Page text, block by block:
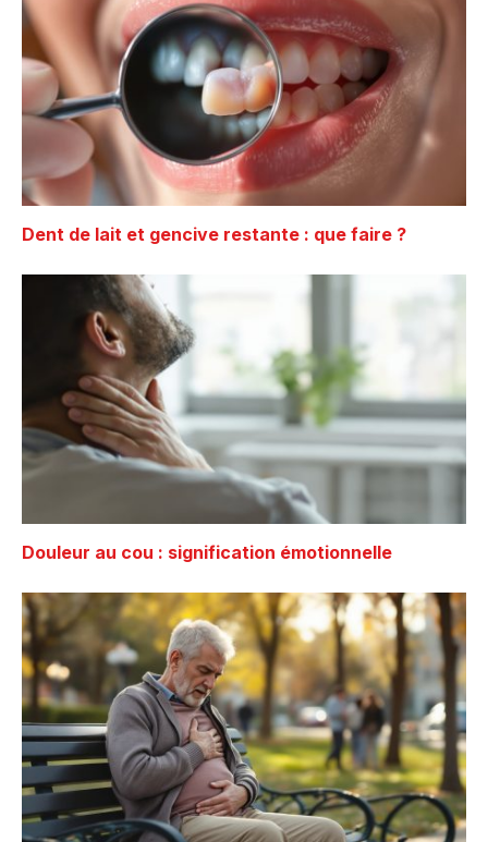
Dent de lait et gencive restante : que faire ?
Douleur au cou : signification émotionnelle